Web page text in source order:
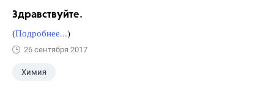
Здравствуйте.
(Подробнее...)
26 сентября 2017
Химия